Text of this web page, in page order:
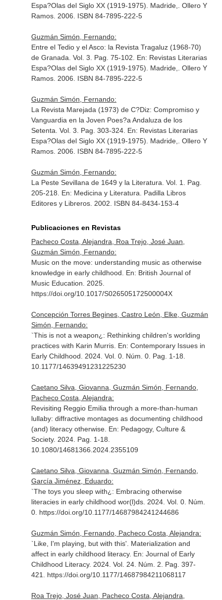
Espa?Olas del Siglo XX (1919-1975) . Madride,. Ollero Y
Ramos. 2006. ISBN 84-7895-222-5
Guzmán Simón, Fernando:
Entre el Tedio y el Asco: la Revista Tragaluz (1968-70)
de Granada. Vol. 3. Pag. 75-102. En: Revistas Literarias
Espa?Olas del Siglo XX (1919-1975) . Madride,. Ollero Y
Ramos. 2006. ISBN 84-7895-222-5
Guzmán Simón, Fernando:
La Revista Marejada (1973) de C?Diz: Compromiso y
Vanguardia en la Joven Poes?a Andaluza de los
Setenta. Vol. 3. Pag. 303-324. En: Revistas Literarias
Espa?Olas del Siglo XX (1919-1975) . Madride,. Ollero Y
Ramos. 2006. ISBN 84-7895-222-5
Guzmán Simón, Fernando:
La Peste Sevillana de 1649 y la Literatura. Vol. 1. Pag.
205-218. En: Medicina y Literatura . Padilla Libros
Editores y Libreros. 2002. ISBN 84-8434-153-4
Publicaciones en Revistas
Pacheco Costa, Alejandra, Roa Trejo, José Juan,
Guzmán Simón, Fernando:
Music on the move: understanding music as otherwise
knowledge in early childhood. En: British Journal of
Music Education . 2025.
https://doi.org/10.1017/S026505172500004X
Concepción Torres Begines, Castro León, Elke, Guzmán
Simón, Fernando:
`This is not a weapon¿: Rethinking children's worlding
practices with Karin Murris. En: Contemporary Issues in
Early Childhood . 2024. Vol. 0. Núm. 0. Pag. 1-18.
10.1177/14639491231225230
Caetano Silva, Giovanna, Guzmán Simón, Fernando,
Pacheco Costa, Alejandra:
Revisiting Reggio Emilia through a more-than-human
lullaby: diffractive montages as documenting childhood
(and) literacy otherwise. En: Pedagogy, Culture &
Society. 2024. Pag. 1-18.
10.1080/14681366.2024.2355109
Caetano Silva, Giovanna, Guzmán Simón, Fernando,
García Jiménez, Eduardo:
`The toys you sleep with¿: Embracing otherwise
literacies in early childhood wor(l)ds. 2024. Vol. 0. Núm.
0. https://doi.org/10.1177/14687984241244686
Guzmán Simón, Fernando, Pacheco Costa, Alejandra:
`Like, I'm playing, but with this'. Materialization and
affect in early childhood literacy. En: Journal of Early
Childhood Literacy. 2024. Vol. 24. Núm. 2. Pag. 397-
421. https://doi.org/10.1177/14687984211068117
Roa Trejo, José Juan, Pacheco Costa, Alejandra,